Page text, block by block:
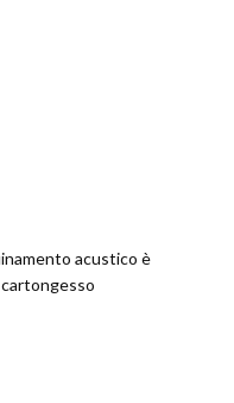
acustico è